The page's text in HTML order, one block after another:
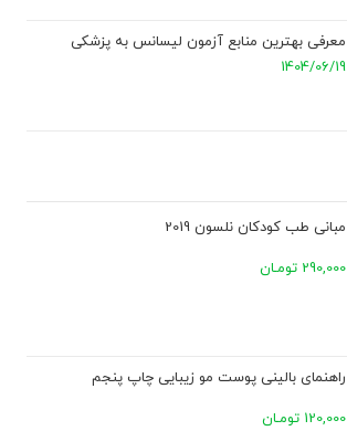
معرفی بهترین منابع آزمون لیسانس به پزشکی
1404/06/19
مبانی طب کودکان نلسون 2019
290,000 تومـان
راهنمای بالینی پوست مو زیبایی چاپ پنجم
120,000 تومـان